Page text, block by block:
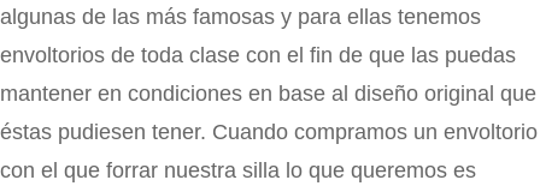
algunas de las más famosas y para ellas tenemos
envoltorios de toda clase con el fin de que las puedas
mantener en condiciones en base al diseño original que
éstas pudiesen tener. Cuando compramos un envoltorio
con el que forrar nuestra silla lo que queremos es